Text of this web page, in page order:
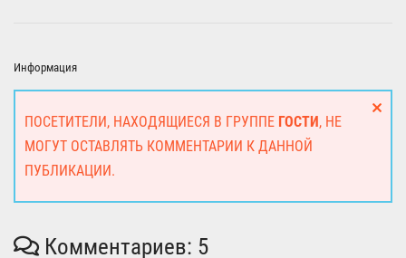
Информация
ПОСЕТИТЕЛИ, НАХОДЯЩИЕСЯ В ГРУППЕ ГОСТИ, НЕ
МОГУТ ОСТАВЛЯТЬ КОММЕНТАРИИ К ДАННОЙ
ПУБЛИКАЦИИ.
Комментариев: 5